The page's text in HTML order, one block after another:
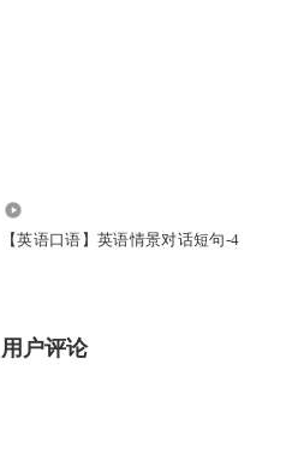
【英语口语】英语情景对话短句-4
用户评论